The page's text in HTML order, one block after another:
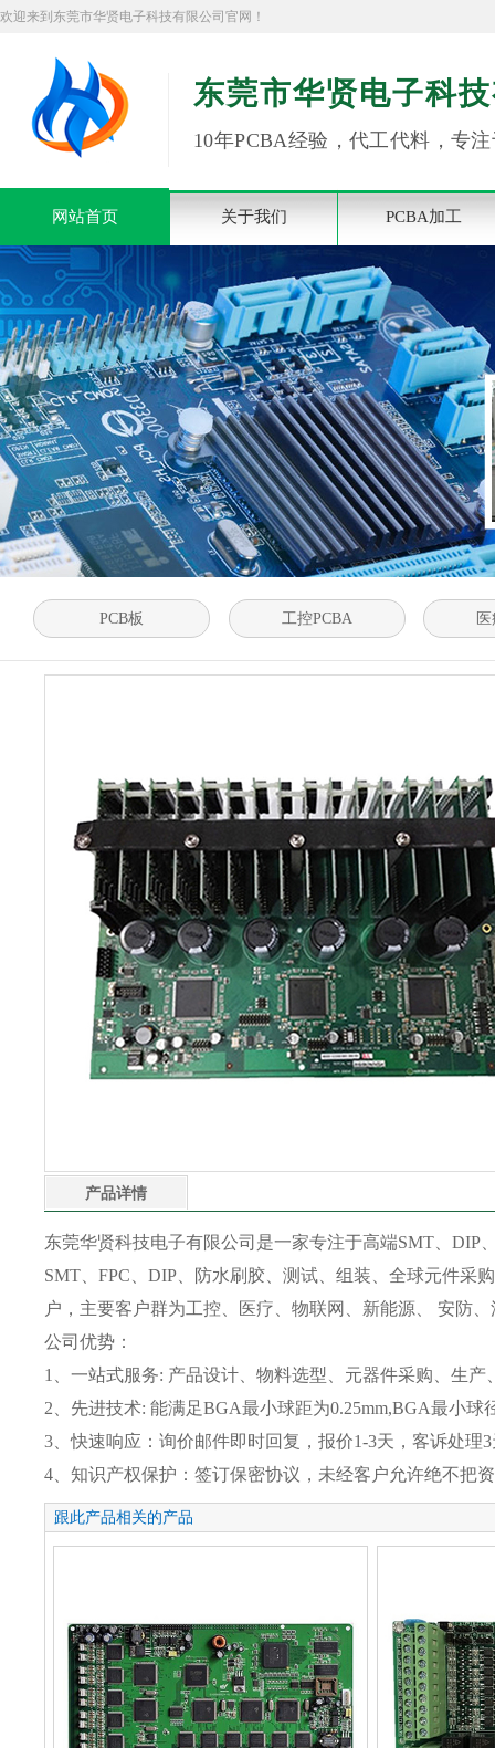
欢迎来到东莞市华贤电子科技有限公司官网！
东莞市华贤电子科
10年PCBA经验，代工代料，专
网站首页 关于我们 PCBA加工
PCB板 工控PCBA
产品详情
东莞华贤科技电子有限公司是一家专注于高端SMT、DIP
SMT、FPC、DIP、防水刷胶、测试、组装、全球元件采
户，主要客户群为工控、医疗、物联网、新能源、 安防、
公司优势：
1、一站式服务: 产品设计、物料选型、元器件采购、生
2、先进技术: 能满足BGA最小球距为0.25mm,BGA最小
3、快速响应：询价邮件即时回复，报价1-3天，客诉处理
4、知识产权保护：签订保密协议，未经客户允许绝不把
跟此产品相关的产品